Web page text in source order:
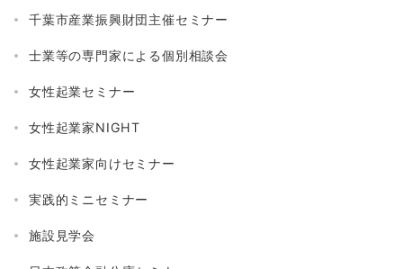
千葉市産業振興財団主催セミナー
士業等の専門家による個別相談会
女性起業セミナー
女性起業家NIGHT
女性起業家向けセミナー
実践的ミニセミナー
施設見学会